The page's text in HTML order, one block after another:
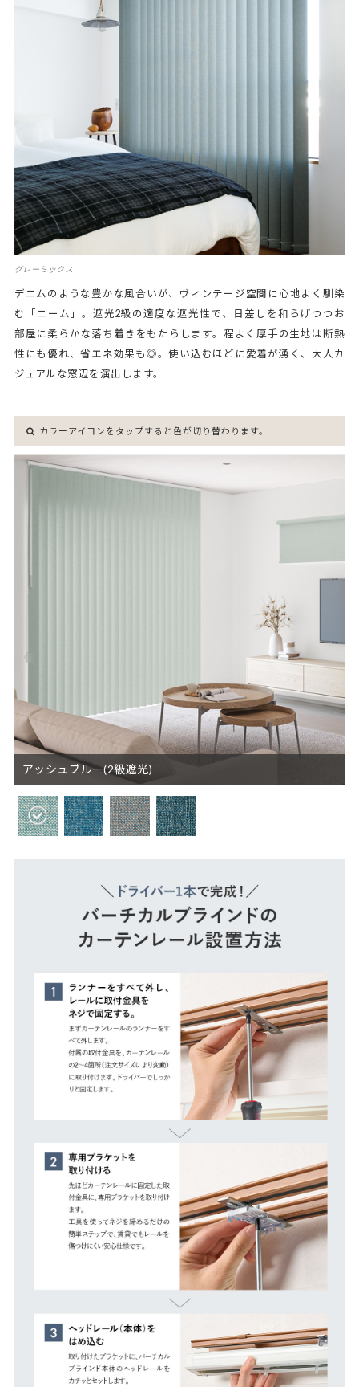
グレーミックス
デニムのような豊かな風合いが、ヴィンテージ空間に心地よく馴染
む「ニーム」。遮光2級の適度な遮光性で、日差しを和らげつつお
部屋に柔らかな落ち着きをもたらします。程よく厚手の生地は断熱
性にも優れ、省エネ効果も◎。使い込むほどに愛着が湧く、大人カ
ジュアルな窓辺を演出します。
カラーアイコンをタップすると色が切り替わります。
アッシュブルー(2級遮光)